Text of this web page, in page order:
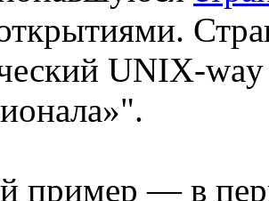
UNIX-
пример — в